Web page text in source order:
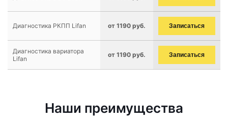
Диагностика РКПП Lifan от 1190 руб. Записаться
Диагностика вариатора
Lifan
от 1190 руб. Записаться
Наши преимущества